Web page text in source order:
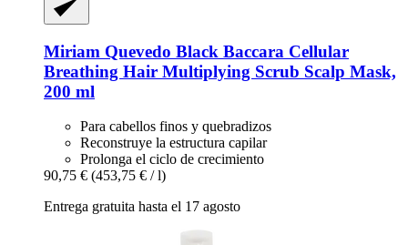
Miriam Quevedo Black Baccara Cellular
Breathing Hair Multiplying Scrub Scalp Mask,
200 ml
Para cabellos finos y quebradizos
Reconstruye la estructura capilar
Prolonga el ciclo de crecimiento
90,75 € (453,75 € / l)
Entrega gratuita hasta el 17 agosto